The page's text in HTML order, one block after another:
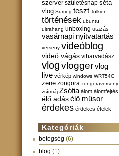
szerver születésnap séta
vlog Sümeg teszt Tolkien
történések ubuntu
ultrahang unboxing utazás
vasárnapi nyitvatartás
verseny videóblog
videó vágás viharvadász
vlogvloggervlog
live vérkép windows WRT54G
zene zongora zongoraverseny
zsírmáj Zsófia álom álomfejtés
élő adás élő műsor
érdekes érdekes ételek
Kategóriák
betegség (6)
blog (1)